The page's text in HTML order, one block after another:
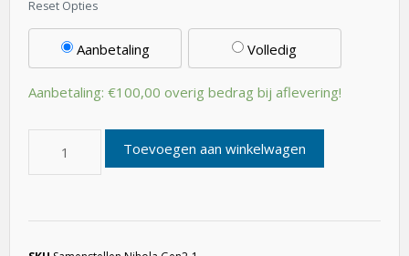
Aanbetaling Volledig
Aanbetaling: €100,00 overig bedrag bij aflevering!
Toevoegen aan winkelwagen